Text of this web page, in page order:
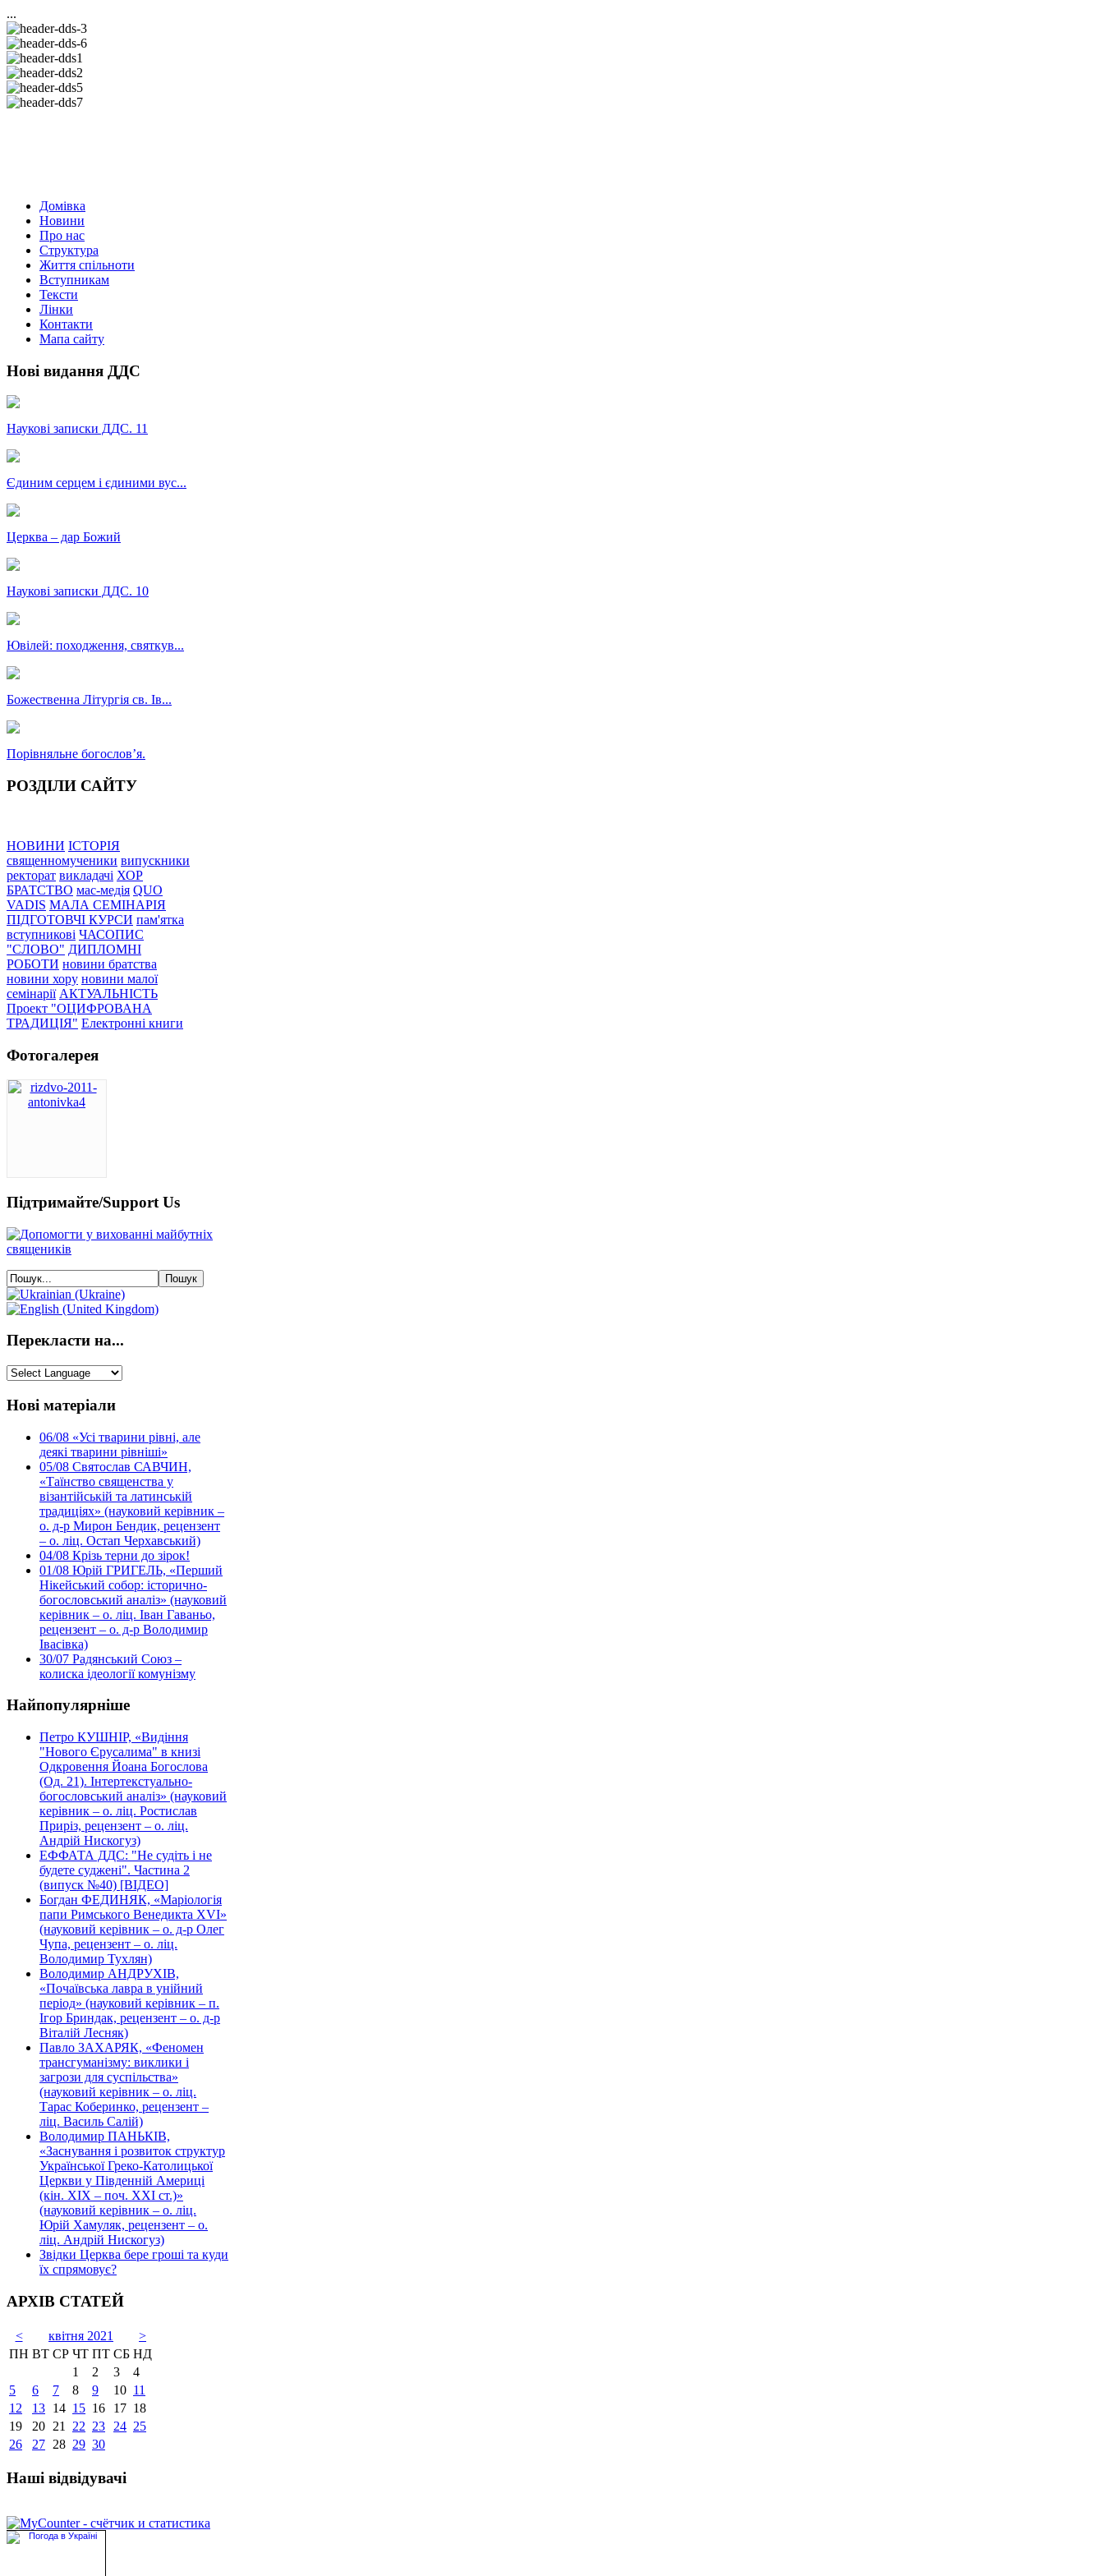
...
Домівка
Новини
Про нас
Структура
Життя спільноти
Вступникам
Тексти
Лінки
Контакти
Мапа сайту
Нові видання ДДС
Наукові записки ДДС. 11
Єдиним серцем і єдиними вус...
Церква – дар Божий
Наукові записки ДДС. 10
Ювілей: походження, святкув...
Божественна Літургія св. Ів...
Порівняльне богословʼя.
РОЗДІЛИ САЙТУ
НОВИНИ ІСТОРІЯ
священномученики випускники
ректорат викладачі ХОР
БРАТСТВО мас-медія QUO
VADIS МАЛА СЕМІНАРІЯ
ПІДГОТОВЧІ КУРСИ пам'ятка
вступникові ЧАСОПИС
"СЛОВО" ДИПЛОМНІ
РОБОТИ новини братства
новини хору новини малої
семінарії АКТУАЛЬНІСТЬ
Проект "ОЦИФРОВАНА
ТРАДИЦІЯ" Електронні книги
Фотогалерея
Підтримайте/Support Us
Перекласти на...
Нові матеріали
06/08 «Усі тварини рівні, але
деякі тварини рівніші»
05/08 Святослав САВЧИН,
«Таїнство священства у
візантійській та латинській
традиціях» (науковий керівник –
о. д-р Мирон Бендик, рецензент
– о. ліц. Остап Черхавський)
04/08 Крізь терни до зірок!
01/08 Юрій ГРИГЕЛЬ, «Перший
Нікейський собор: історично-
богословський аналіз» (науковий
керівник – о. ліц. Іван Гаваньо,
рецензент – о. д-р Володимир
Івасівка)
30/07 Радянський Союз –
колиска ідеології комунізму
Найпопулярніше
Петро КУШНІР, «Видіння
"Нового Єрусалима" в книзі
Одкровення Йоана Богослова
(Од. 21). Інтертекстуально-
богословський аналіз» (науковий
керівник – о. ліц. Ростислав
Приріз, рецензент – о. ліц.
Андрій Нискогуз)
ЕФФАТА ДДС: "Не судіть і не
будете суджені". Частина 2
(випуск №40) [ВІДЕО]
Богдан ФЕДИНЯК, «Маріологія
папи Римського Венедикта XVI»
(науковий керівник – о. д-р Олег
Чупа, рецензент – о. ліц.
Володимир Тухлян)
Володимир АНДРУХІВ,
«Почаївська лавра в унійний
період» (науковий керівник – п.
Ігор Бриндак, рецензент – о. д-р
Віталій Лесняк)
Павло ЗАХАРЯК, «Феномен
трансгуманізму: виклики і
загрози для суспільства»
(науковий керівник – о. ліц.
Тарас Коберинко, рецензент –
ліц. Василь Салій)
Володимир ПАНЬКІВ,
«Заснування і розвиток структур
Української Греко-Католицької
Церкви у Південній Америці
(кін. ХІХ – поч. ХХІ ст.)»
(науковий керівник – о. ліц.
Юрій Хамуляк, рецензент – о.
ліц. Андрій Нискогуз)
Звідки Церква бере гроші та куди
їх спрямовує?
АРХІВ СТАТЕЙ
< квітня 2021
>
ПН ВТ СР ЧТ ПТ СБ НД
1
2 3
4
5
6 7 8 9 10 11
12
13 14 15 16 17 18
19
20 21 22 23 24 25
26
27 28 29 30
Наші відвідувачі